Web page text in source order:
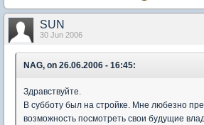
SUN
30 Jun 2006
NAG, on 26.06.2006 - 16:45:
Здравствуйте.
В субботу был на стройке. Мне любезно
возможность посмотреть свои будущие